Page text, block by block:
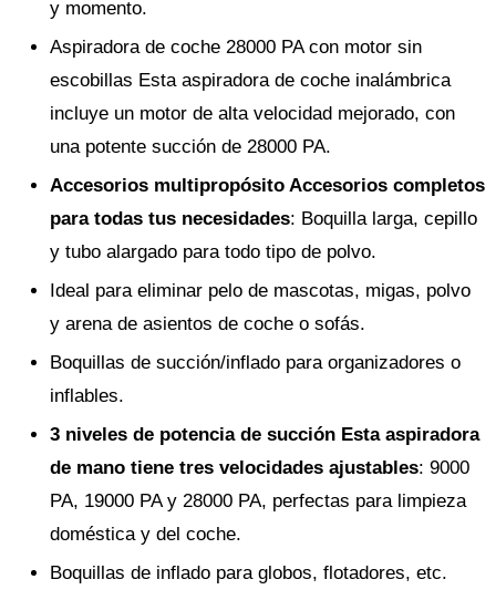
y momento.
Aspiradora de coche 28000 PA con motor sin
escobillas Esta aspiradora de coche inalámbrica
incluye un motor de alta velocidad mejorado, con
una potente succión de 28000 PA.
Accesorios multipropósito Accesorios completos
para todas tus necesidades: Boquilla larga, cepillo
y tubo alargado para todo tipo de polvo.
Ideal para eliminar pelo de mascotas, migas, polvo
y arena de asientos de coche o sofás.
Boquillas de succión/inflado para organizadores o
inflables.
3 niveles de potencia de succión Esta aspiradora
de mano tiene tres velocidades ajustables: 9000
PA, 19000 PA y 28000 PA, perfectas para limpieza
doméstica y del coche.
Boquillas de inflado para globos, flotadores, etc.